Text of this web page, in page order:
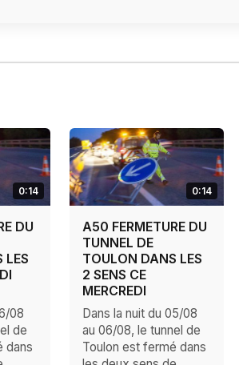
0:14
DU
LES
08
de
dans
0:14
A50 FERMETURE DU
TUNNEL DE
TOULON DANS LES
2 SENS CE
MERCREDI
Dans la nuit du 05/08
au 06/08, le tunnel de
Toulon est fermé dans